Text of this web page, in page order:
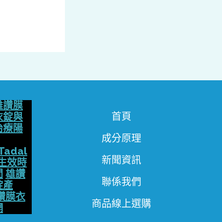
讚膜
錠與
療陽
效時
雄讚
產
膜衣
首頁
成分原理
新聞資訊
聯係我們
商品線上選購